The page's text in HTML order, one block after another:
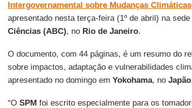
Intergovernamental sobre Mudanças Climáticas
apresentado nesta terça-feira (1º de abril) na
Ciências (ABC), no Rio de Janeiro.
O documento, com 44 páginas, é um resumo do
sobre impactos, adaptação e vulnerabilidades
apresentado no domingo em Yokohama, no Japão
“OSPM foi escrito especialmente para os